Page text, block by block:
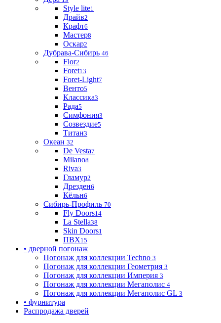
Style lite1
Драйв2
Крафт6
Мастер8
Оскар2
Дубрава-Сибирь 46
Flor2
Foret13
Foret-Light7
Венто5
Классика3
Рада5
Симфония3
Созвездие5
Титан3
Океан 32
De Vesta7
Milano8
Riva3
Гламур2
Дрезден6
Кёльн6
Сибирь-Профиль 70
Fly Doors14
La Stella38
Skin Doors1
ПВХ15
• дверной погонаж
Погонаж для коллекции Techno 3
Погонаж для коллекции Геометрия 3
Погонаж для коллекции Империя 3
Погонаж для коллекции Мегаполис 4
Погонаж для коллекции Мегаполис GL 3
• фурнитура
Распродажа дверей